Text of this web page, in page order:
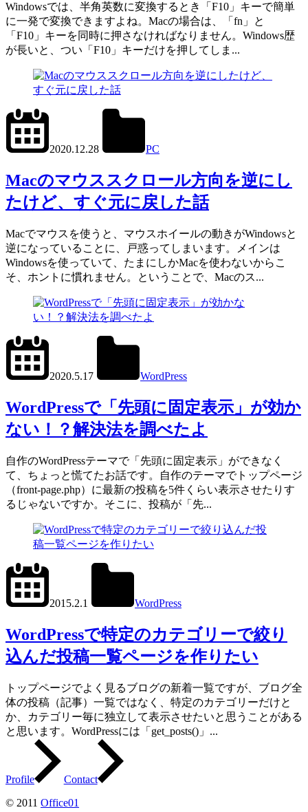
Windowsでは、半角英数に変換するとき「F10」キーで簡単
に一発で変換できますよね。Macの場合は、「fn」と
「F10」キーを同時に押さなければなりません。Windows歴
が長いと、つい「F10」キーだけを押してしま...
2020.12.28
PC
Macのマウススクロール方向を逆にし
たけど、すぐ元に戻した話
Macでマウスを使うと、マウスホイールの動きがWindowsと
逆になっていることに、戸惑ってしまいます。メインは
Windowsを使っていて、たまにしかMacを使わないからこ
そ、ホントに慣れません。ということで、Macのス...
2020.5.17
WordPress
WordPressで「先頭に固定表示」が効か
ない！？解決法を調べたよ
自作のWordPressテーマで「先頭に固定表示」ができなく
て、ちょっと慌てたお話です。自作のテーマでトップページ
（front-page.php）に最新の投稿を5件くらい表示させたりす
るじゃないですか。そこに、投稿が「先...
2015.2.1
WordPress
WordPressで特定のカテゴリーで絞り
込んだ投稿一覧ページを作りたい
トップページでよく見るブログの新着一覧ですが、ブログ全
体の投稿（記事）一覧ではなく、特定のカテゴリーだけと
か、カテゴリー毎に独立して表示させたいと思うことがある
と思います。WordPressには「get_posts()」...
Profile
Contact
© 2011 Office01